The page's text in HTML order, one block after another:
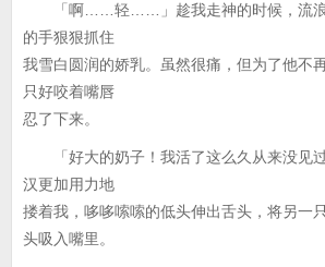
「啊……轻……」趁我走神的时候，流浪
的手狠狠抓住
我雪白圆润的娇乳。虽然很痛，但为了他不
只好咬着嘴唇
忍了下来。
「好大的奶子！我活了这么久从来没见
汉更加用力地
搂着我，哆哆嗦嗦的低头伸出舌头，将另一
头吸入嘴里。